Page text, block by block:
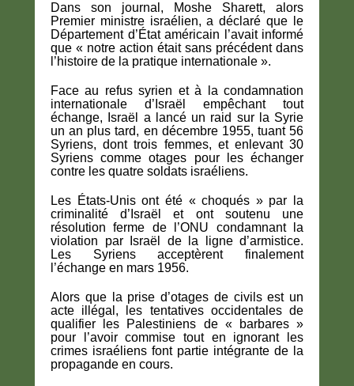
Dans son journal, Moshe Sharett, alors
Premier ministre israélien, a déclaré que le
Département d’État américain l’avait informé
que « notre action était sans précédent dans
l’histoire de la pratique internationale ».
Face au refus syrien et à la condamnation
internationale d’Israël empêchant tout
échange, Israël a lancé un raid sur la Syrie
un an plus tard, en décembre 1955, tuant 56
Syriens, dont trois femmes, et enlevant 30
Syriens comme otages pour les échanger
contre les quatre soldats israéliens.
Les États-Unis ont été « choqués » par la
criminalité d’Israël et ont soutenu une
résolution ferme de l’ONU condamnant la
violation par Israël de la ligne d’armistice.
Les Syriens acceptèrent finalement
l’échange en mars 1956.
Alors que la prise d’otages de civils est un
acte illégal, les tentatives occidentales de
qualifier les Palestiniens de « barbares »
pour l’avoir commise tout en ignorant les
crimes israéliens font partie intégrante de la
propagande en cours.